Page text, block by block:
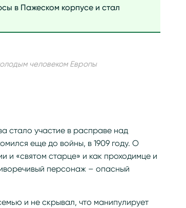
в Пажеском корпусе и стал
человеком Европы
стало участие в расправе над
еще до войны, в 1909 году. О
и «святом старце» и как проходимце и
персонаж – опасный
и не скрывал, что манипулирует